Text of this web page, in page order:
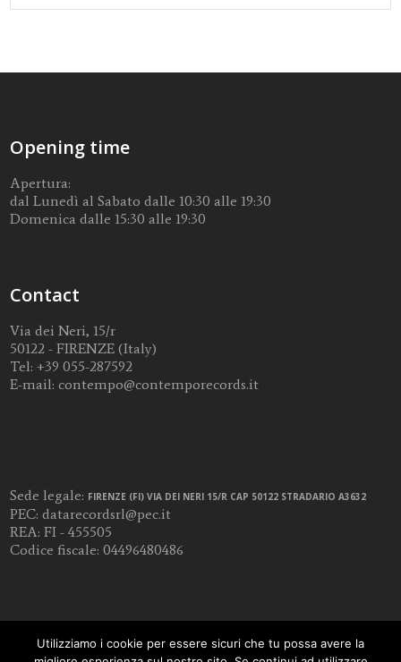
Opening time
Apertura:
dal Lunedì al Sabato dalle 10:30 alle 19:30
Domenica dalle 15:30 alle 19:30
Contact
Via dei Neri, 15/r
50122 - FIRENZE (Italy)
Tel:+39 055-287592
E-mail:contempo@contemporecords.it
Sede legale: FIRENZE (FI) VIA DEI NERI 15/R CAP 50122 STRADARIO A3632
PEC:datarecordsrl@pec.it
REA: FI - 455505
Codice fiscale: 04496480486
Utilizziamo i cookie per essere sicuri che tu possa avere la